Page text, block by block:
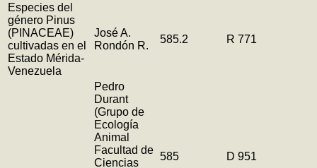
Especies del
género Pinus
(PINACEAE)
cultivadas en el
Estado Mérida-
Venezuela
José A.
Rondón R.
585.2 R 771
Pedro
Durant
(Grupo de
Ecología
Animal
Facultad de
Ciencias
585 D 951